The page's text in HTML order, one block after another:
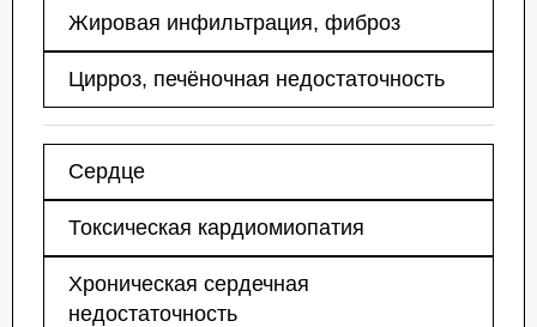
Жировая инфильтрация, фиброз
Цирроз, печёночная недостаточность
Сердце
Токсическая кардиомиопатия
Хроническая сердечная
недостаточность